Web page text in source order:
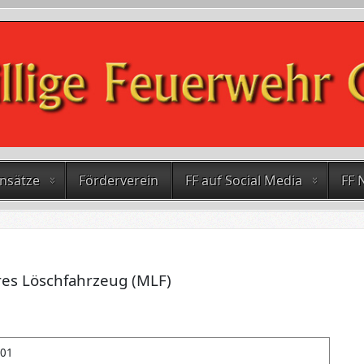
Förderverein FF auf Social Media FF
Löschfahrzeug (MLF)